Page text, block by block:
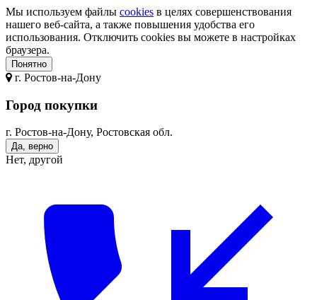
Мы используем файлы cookies в целях совершенствования
нашего веб-сайта, а также повышения удобства его
использования. Отключить cookies вы можете в настройках
браузера.
Понятно
г. Ростов-на-Дону
Город покупки
г. Ростов-на-Дону, Ростовская обл.
Да, верно
Нет, другой